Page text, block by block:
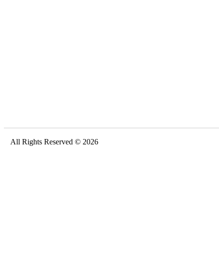
All Rights Reserved © 2026